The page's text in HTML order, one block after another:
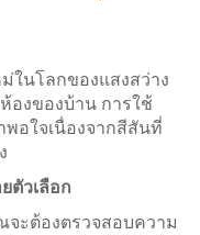
ในโลกของแสงสว่าง
องของบ้าน การใช้
อใจเนื่องจากสีสันที่
ตัวเลือก
จะต้องตรวจสอบความ